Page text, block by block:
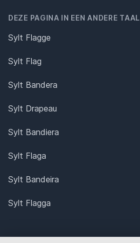
DEZE PAGINA IN EEN ANDERE TAAL
Sylt Flagge
Sylt Flag
Sylt Bandera
Sylt Drapeau
Sylt Bandiera
Sylt Flaga
Sylt Bandeira
Sylt Flagga